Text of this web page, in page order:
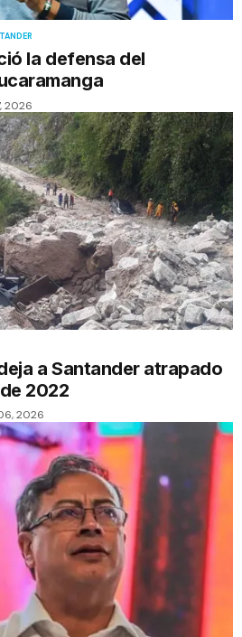
la defensa del
2026
a Santander atrapado
2022
2026